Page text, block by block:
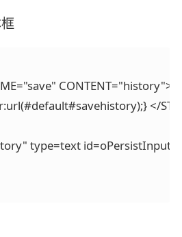
CONTENT="history">
</
type=text id=oPersistInput>